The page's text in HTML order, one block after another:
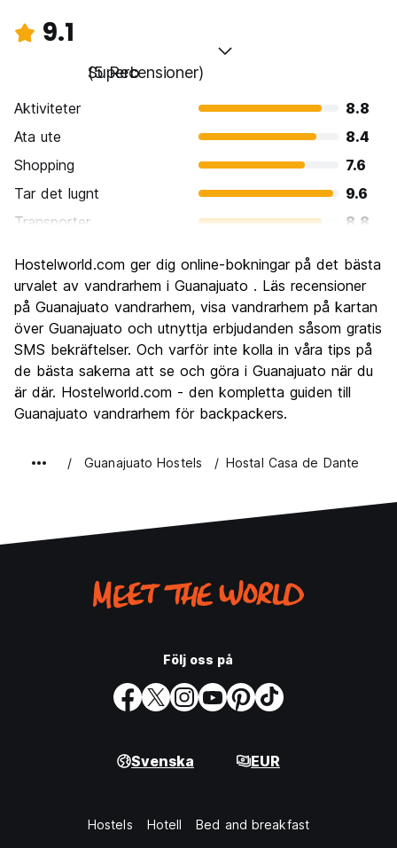
9.1
Superb
(5 Recensioner)
Aktiviteter
8.8
Ata ute
8.4
Shopping
7.6
Tar det lugnt
9.6
Transporter
8.8
Kultur
9.6
Festa
9.6
Värde för pengarna
10.0
Hostelworld.com ger dig online-bokningar på det bästa
urvalet av vandrarhem i Guanajuato . Läs recensioner
på Guanajuato vandrarhem, visa vandrarhem på kartan
över Guanajuato och utnyttja erbjudanden såsom gratis
SMS bekräftelser. Och varför inte kolla in våra tips på
de bästa sakerna att se och göra i Guanajuato när du
är där. Hostelworld.com - den kompletta guiden till
Guanajuato vandrarhem för backpackers.
Guanajuato Hostels Hostal Casa de Dante
Följ oss på
Svenska EUR
Hostels Hotell Bed and breakfast